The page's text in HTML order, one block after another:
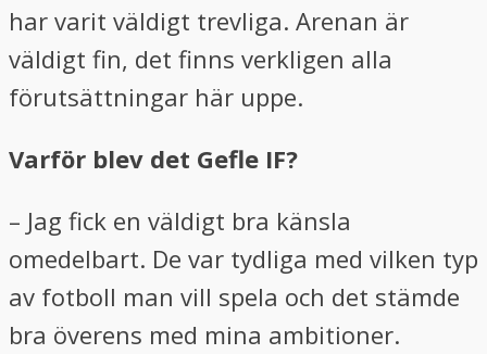
har varit väldigt trevliga. Arenan är
väldigt fin, det finns verkligen alla
förutsättningar här uppe.
Varför blev det Gefle IF?
– Jag fick en väldigt bra känsla
omedelbart. De var tydliga med vilken typ
av fotboll man vill spela och det stämde
bra överens med mina ambitioner.